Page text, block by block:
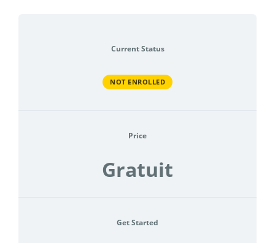
Current Status
NOT ENROLLED
Price
Gratuit
Get Started